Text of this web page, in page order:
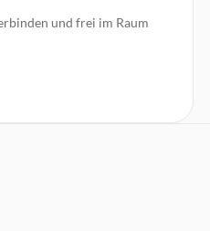
und frei im Raum
oder entspannt am Pool -
genießen